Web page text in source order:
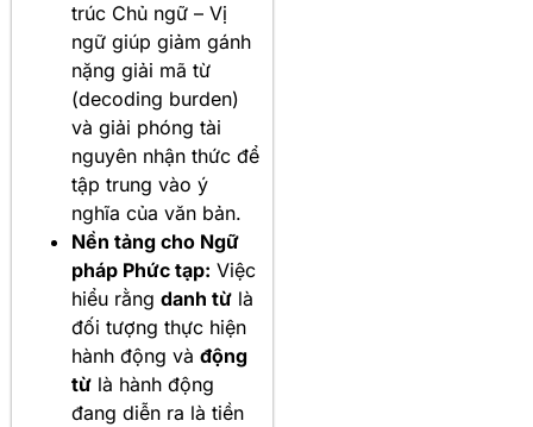
trúc Chủ ngữ – Vị
ngữ giúp giảm gánh
nặng giải mã từ
(decoding burden)
và giải phóng tài
nguyên nhận thức để
tập trung vào ý
nghĩa của văn bản.
Nền tảng cho Ngữ
pháp Phức tạp: Việc
hiểu rằng danh từ là
đối tượng thực hiện
hành động và động
từ là hành động
đang diễn ra là tiền